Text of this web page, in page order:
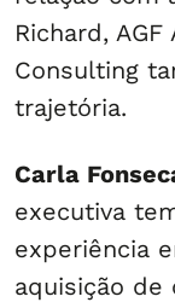
Richard,
Consulting
trajetória.
Carla
executiva
experiência
aquisição de